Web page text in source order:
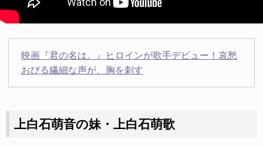
映画『君の名は。』ヒロインが歌手デビュー！哀愁
おびる繊細な声が、胸を刺す
上白石萌音の妹・上白石萌歌